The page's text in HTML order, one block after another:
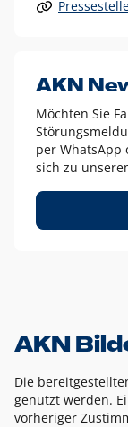
Alle anderen
Diese
dem AKN
weißes
schwarzes
Um das Logo
Höhe bzw. Breite
AKN
Möchten Sie
per WhatsApp
sich zu
AKN
Die
genutzt werden.
vorheriger